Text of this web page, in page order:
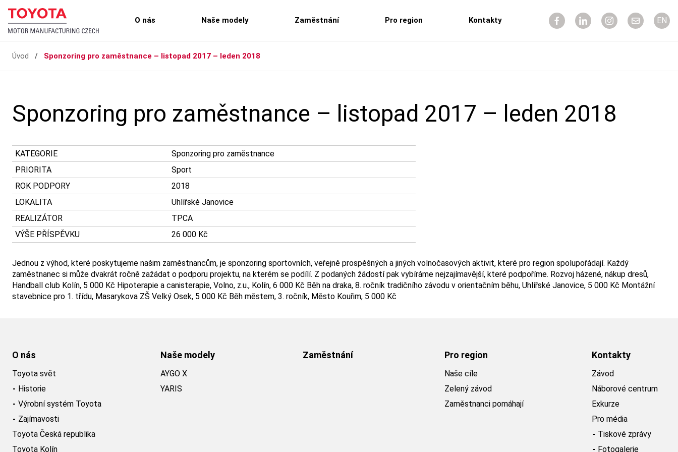
O nás Naše modely Zaměstnání Pro region Kontakty EN
Úvod / Sponzoring pro zaměstnance – listopad 2017 – leden 2018
Sponzoring pro zaměstnance – listopad 2017 – leden 2018
KATEGORIE
Sponzoring pro zaměstnance
PRIORITA
Sport
ROK PODPORY
2018
LOKALITA
Uhlířské Janovice
REALIZÁTOR
TPCA
VÝŠE PŘÍSPĚVKU
26 000 Kč
Jednou z výhod, které poskytujeme našim zaměstnancům, je sponzoring sportovních, veřejně prospěšných a jiných volnočasových aktivit, které pro region spolupořádají. Každý
zaměstnanec si může dvakrát ročně zažádat o podporu projektu, na kterém se podílí. Z podaných žádostí pak vybíráme nejzajímavější, které podpoříme. Rozvoj házené, nákup dresů,
Handball club Kolín, 5 000 Kč Hipoterapie a canisterapie, Volno, z.u., Kolín, 6 000 Kč Běh na draka, 8. ročník tradičního závodu v orientačním běhu, Uhlířské Janovice, 5 000 Kč Montážní
stavebnice pro 1. třídu, Masarykova ZŠ Velký Osek, 5 000 Kč Běh městem, 3. ročník, Město Kouřim, 5 000 Kč
O nás
Toyota svět
Historie
Výrobní systém Toyota
Zajímavosti
Toyota Česká republika
Toyota Kolín
Naše modely
AYGO X
YARIS
Zaměstnání Pro region
Naše cíle
Zelený závod
Zaměstnanci pomáhají
Kontakty
Závod
Náborové centrum
Exkurze
Pro média
Tiskové zprávy
Fotogalerie